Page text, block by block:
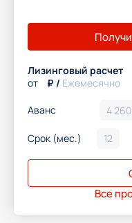
Лизинговый расчет
от
₽ / Ежемесячно
Аванс
Срок (мес.) 12
Все